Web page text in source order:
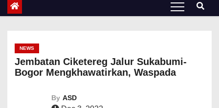
NEWS
Jembatan Ciketereg Jalur Sukabumi-
Bogor Mengkhawatirkan, Waspada
By ASD